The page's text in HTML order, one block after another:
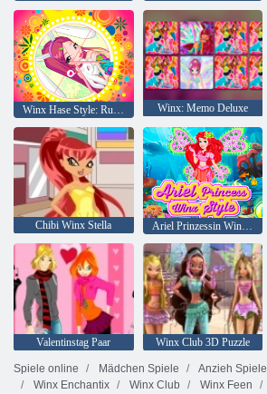
Winx: Memo Deluxe
Chibi Winx Stella Ariel Prinzessin Winx Stil
Valentinstag Paar Winx Club 3D Puzzle
Spiele online
Mädchen Spiele Anzieh Spiele
Winx Enchantix
Winx Club Winx Feen